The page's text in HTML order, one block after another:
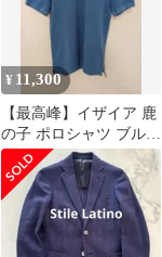
¥ 11,300
【最高峰】イザイア 鹿
の子 ポロシャツ ブルー
M サンゴ刺繍 イタリア
製